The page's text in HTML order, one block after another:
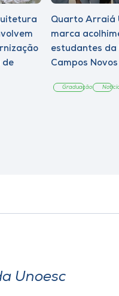
de
Quarto Arraiá
marca
estudantes da
Campos Novos
Graduação
Unoesc